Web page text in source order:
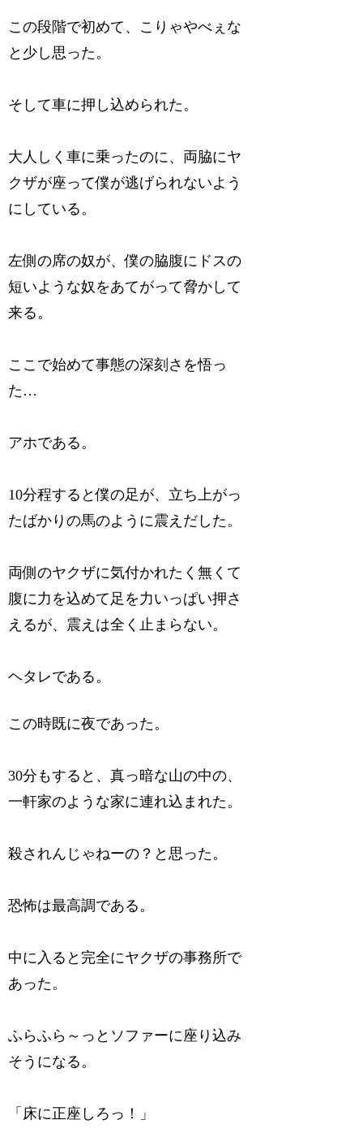
この段階で初めて、こりゃやべぇな
と少し思った。
そして車に押し込められた。
大人しく車に乗ったのに、両脇にヤ
クザが座って僕が逃げられないよう
にしている。
左側の席の奴が、僕の脇腹にドスの
短いような奴をあてがって脅かして
来る。
ここで始めて事態の深刻さを悟っ
た…
アホである。
10分程すると僕の足が、立ち上がっ
たばかりの馬のように震えだした。
両側のヤクザに気付かれたく無くて
腹に力を込めて足を力いっぱい押さ
えるが、震えは全く止まらない。
ヘタレである。
この時既に夜であった。
30分もすると、真っ暗な山の中の、
一軒家のような家に連れ込まれた。
殺されんじゃねーの？と思った。
恐怖は最高調である。
中に入ると完全にヤクザの事務所で
あった。
ふらふら～っとソファーに座り込み
そうになる。
「床に正座しろっ！」